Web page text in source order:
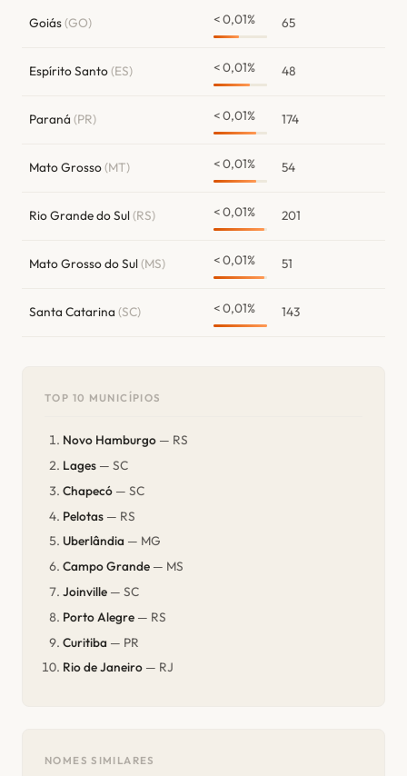
Goiás(GO) < 0,01% 65
Espírito Santo(ES) < 0,01% 48
Paraná (PR) < 0,01% 174
Mato Grosso(MT) < 0,01% 54
Rio Grande do Sul(RS) < 0,01% 201
Mato Grosso do Sul(MS) < 0,01% 51
Santa Catarina (SC) < 0,01% 143
TOP 10 MUNICÍPIOS
Novo Hamburgo — RS
Lages — SC
Chapecó — SC
Pelotas — RS
Uberlândia — MG
Campo Grande — MS
Joinville — SC
Porto Alegre — RS
Curitiba — PR
Rio de Janeiro — RJ
NOMES SIMILARES